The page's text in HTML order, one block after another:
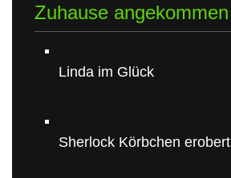
Zuhause angekommen
Linda im Glück
Sherlock Körbchen erobert